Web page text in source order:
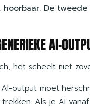
De
AI-
het scheelt niet
output moet
Als je AI